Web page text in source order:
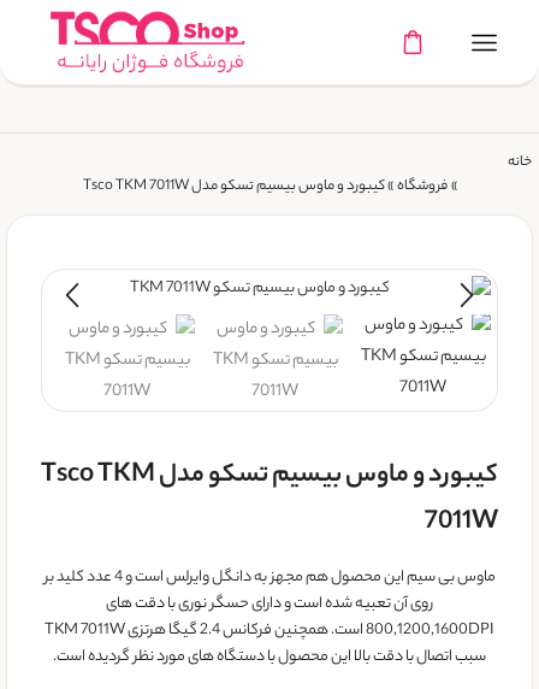
خانه
»فروشگاه»کیبورد و ماوس بیسیم تسکو مدل Tsco TKM 7011W
کیبورد و ماوس بیسیم تسکو مدل Tsco TKM
7011W
ماوس بی سیم این محصول هم مجهز به دانگل وایرلس است و 4 عدد کلید بر
روی آن تعبیه شده است و دارای حسگر نوری با دقت های
800,1200,1600DPI است. همچنین فرکانس 2.4 گیگا هرتزی TKM 7011W
سبب اتصال با دقت بالا این محصول با دستگاه های مورد نظر گردیده است.